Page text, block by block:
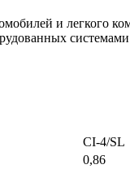
и легкого
CI-4/SL
0,86